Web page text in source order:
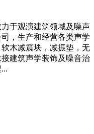
于观演建筑领域及噪声
，生产和经营各类声学
木减震块，减振垫，无
建筑声学装饰及噪音治